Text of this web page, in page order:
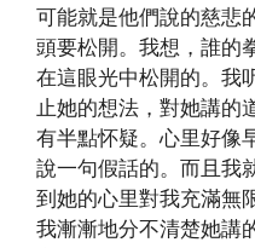
可能就是他們說的慈悲
頭要松開。我想，誰的
在這眼光中松開的。我
止她的想法，對她講的
有半點怀疑。心里好像
說一句假話的。而且我
到她的心里對我充滿無
我漸漸地分不清楚她講